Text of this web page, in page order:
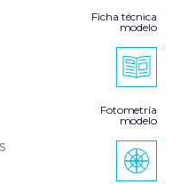
Ficha técnica
modelo
Fotometría
modelo